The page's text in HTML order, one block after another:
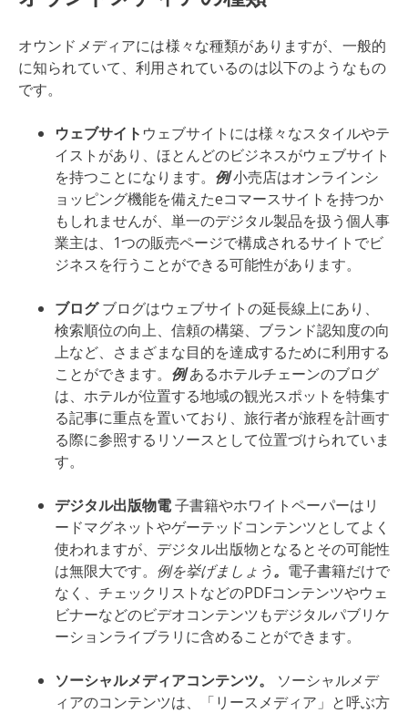
オウンドメディアには様々な種類がありますが、一般的
に知られていて、利用されているのは以下のようなもの
です。
ウェブサイト ウェブサイトには様々なスタイルやテ
イストがあり、ほとんどのビジネスがウェブサイト
を持つことになります。 例小売店はオンラインシ
ョッピング機能を備えたeコマースサイトを持つか
もしれませんが、単一のデジタル製品を扱う個人事
業主は、1つの販売ページで構成されるサイトでビ
ジネスを行うことができる可能性があります。
ブログブログはウェブサイトの延長線上にあり、
検索順位の向上、信頼の構築、ブランド認知度の向
上など、さまざまな目的を達成するために利用する
ことができます。 例あるホテルチェーンのブログ
は、ホテルが位置する地域の観光スポットを特集す
る記事に重点を置いており、旅行者が旅程を計画す
る際に参照するリソースとして位置づけられていま
す。
デジタル出版物電子書籍やホワイトペーパーはリ
ードマグネットやゲーテッドコンテンツとしてよく
使われますが、デジタル出版物となるとその可能性
は無限大です。 例を挙げましょう。 電子書籍だけで
なく、チェックリストなどのPDFコンテンツやウェ
ビナーなどのビデオコンテンツもデジタルパブリケ
ーションライブラリに含めることができます。
ソーシャルメディアコンテンツ。 ソーシャルメデ
ィアのコンテンツは、「リースメディア」と呼ぶ方